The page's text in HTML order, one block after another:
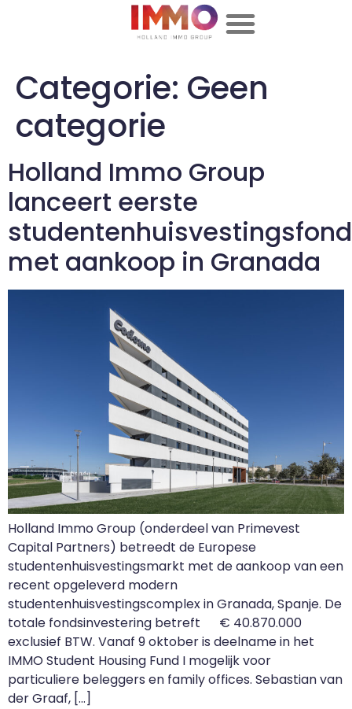
Categorie: Geen
categorie
Holland Immo Group
lanceert eerste
met aankoop in Granada
Holland Immo Group (onderdeel van Primevest
Capital Partners) betreedt de Europese
studentenhuisvestingsmarkt met de aankoop van een
recent opgeleverd modern
studentenhuisvestingscomplex in Granada, Spanje. De
totale fondsinvestering betreft € 40.870.000
exclusief BTW. Vanaf 9 oktober is deelname in het
IMMO Student Housing Fund I mogelijk voor
particuliere beleggers en family offices. Sebastian van
der Graaf, […]